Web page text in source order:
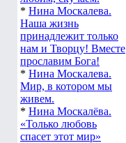
* Нина Москалева.
Наша жизнь
принадлежит только
нам и Творцу! Вместе
прославим Бога!
* Нина Москалева.
Мир, в котором мы
живем.
* Нина Москалёва.
«Только любовь
спасет этот мир»